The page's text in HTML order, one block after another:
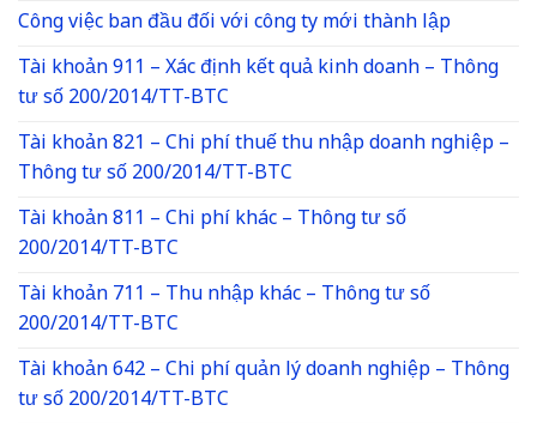
Công việc ban đầu đối với công ty mới thành lập
Tài khoản 911 – Xác định kết quả kinh doanh – Thông
tư số 200/2014/TT-BTC
Tài khoản 821 – Chi phí thuế thu nhập doanh nghiệp –
Thông tư số 200/2014/TT-BTC
Tài khoản 811 – Chi phí khác – Thông tư số
200/2014/TT-BTC
Tài khoản 711 – Thu nhập khác – Thông tư số
200/2014/TT-BTC
Tài khoản 642 – Chi phí quản lý doanh nghiệp – Thông
tư số 200/2014/TT-BTC